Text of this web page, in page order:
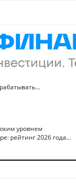
уровнем
рейтинг 2026 года...